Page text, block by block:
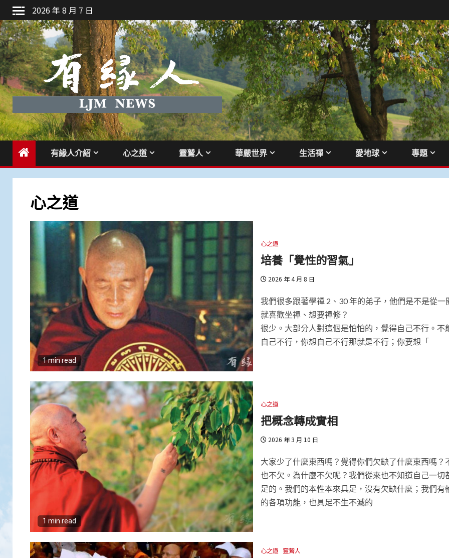
Skip
to
content
2026 年 8 月 7 日
有緣人介紹 心之道 靈鷲人 華嚴世界 生活禪 愛地球 專題
心之道
1 min read
心之道
培養「覺性的習氣」
2026 年 4 月 8 日
我們很多跟著學禪 2、30 年的弟子，他們是不是從一
就喜歡坐禪、想要禪修？
很少。大部分人對這個是怕怕的，覺得自己不行。不
自己不行，你想自己不行那就是不行；你要想「
1 min read
心之道
把概念轉成實相
2026 年 3 月 10 日
大家少了什麼東西嗎？覺得你們欠缺了什麼東西嗎？
也不欠。為什麼不欠呢？我們從來也不知道自己一切
足的。我們的本性本來具足，沒有欠缺什麼；我們有
的各項功能，也具足不生不滅的
心之道 靈鷲人